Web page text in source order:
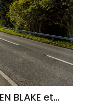
BLAKE et…